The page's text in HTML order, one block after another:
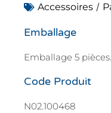
Accessoires /
Emballage
Emballage 5 pièces.
Code Produit
N02.100468